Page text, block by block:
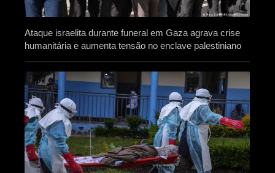
Ataque israelita durante funeral em Gaza agrava crise
humanitária e aumenta tensão no enclave palestiniano